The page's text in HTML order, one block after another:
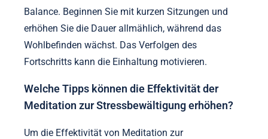
Balance. Beginnen Sie mit kurzen Sitzungen und
erhöhen Sie die Dauer allmählich, während das
Wohlbefinden wächst. Das Verfolgen des
Fortschritts kann die Einhaltung motivieren.
Welche Tipps können die Effektivität der
Meditation zur Stressbewältigung erhöhen?
Um die Effektivität von Meditation zur